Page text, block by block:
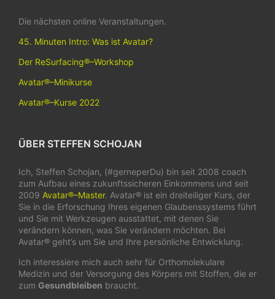
Die nächsten online Veranstaltungen.
45. Minuten Intro: Was ist Avatar?
Der ReSurfacing®–Workshop
Avatar®–Minikurse
Avatar®–Kurse 2022
ÜBER STEFFEN SCHOJAN
Ich, Steffen Schojan, (#gerneperDu) bin seit 2008 coach
zum Aufbau eines zukunftssicheren Einkommens und seit
2009 Avatar®–Master. Avatar® ist ein dreiteiliger Kurs, der
Sie in die Erforschung Ihres eigenen Glaubenssystems führt
und Sie mit Werkzeugen ausstattet, mit denen Sie
verändern können, was Sie verändern möchten. Bei
Avatar® geht’s um Sie und Ihre persönliche Entwicklung.
Ich interessiere mich auch sehr für Orthomolekulare
Medizin und der Versorgung des Körpers mit Stoffen, die er
zum Gesundbleiben braucht.